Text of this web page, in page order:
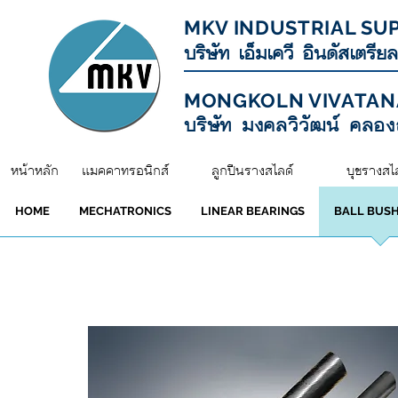
MKV INDUSTRIAL
บริษัท เอ็มเควี อินดัสเตรี
MONGKOLN
บริษัท มงคลวิวัฒน์ คลอ
แมคคาทรอนิกส์ บุชรางส
ลูกปืนรางสไลด์
หน้าหลัก
HOME MECHATRONICS LINEAR BEARINGS BALL